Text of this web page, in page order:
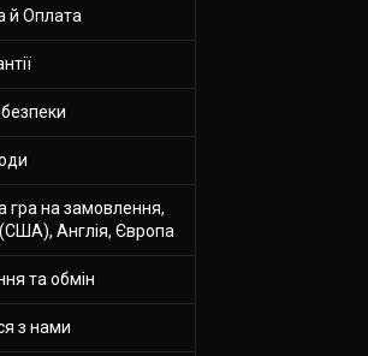
й Оплата
гра на замовлення,
Англія, Європа
та обмін
з нами